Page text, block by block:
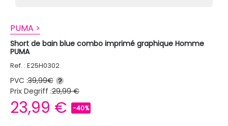
PUMA >
Short de bain blue combo imprimé graphique Homme
PUMA
Ref. : E25H0302
PVC :39,99€ ?
Prix Degriff :29,99 €
23,99 € -40%